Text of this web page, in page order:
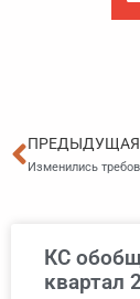
Пред
ПРЕДЫДУЩАЯ
КС
квартал